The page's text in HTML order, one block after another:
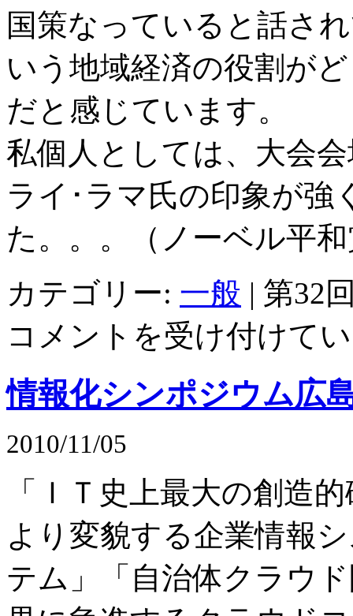
国策なっていると話さ
いう地域経済の役割が
だと感じています。
私個人としては、大会
ライ･ラマ氏の印象が強
た。。。（ノーベル平
カテゴリー: 一般 | 第32
コメントを受け付けて
情報化シンポジウム広
2010/11/05
「ＩＴ史上最大の創造
より変貌する企業情報
テム」「自治体クラウ